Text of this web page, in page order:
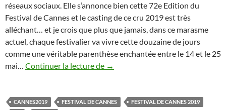
réseaux sociaux. Elle s’annonce bien cette 72e Edition du
Festival de Cannes et le casting de ce cru 2019 est très
alléchant… et je crois que plus que jamais, dans ce marasme
actuel, chaque festivalier va vivre cette douzaine de jours
comme une véritable parenthèse enchantée entre le 14 et le 25
mai… Continuer la lecture de Festival de Cannes 2019 : check list
→
CANNES2019 FESTIVAL DE CANNES
FESTIVAL DE CANNES 2019